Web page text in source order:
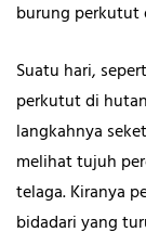
burung perkutut
Suatu hari,
perkutut di
langkahnya
melihat tujuh
telaga. Kiranya
bidadari yang